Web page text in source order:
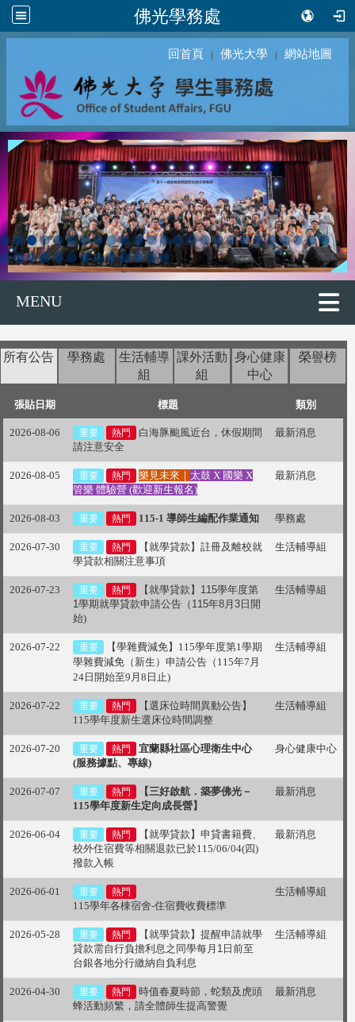
佛光學務處
回首頁 ｜ 佛光大學 ｜ 網站地圖
MENU
所有公告 學務處
生活輔導
組
課外活動
組
身心健康
中心
榮譽榜
張貼日期 標題 類別
2026-08-06 重要 熱門
白海豚颱風近台，休假期間
請注意安全
最新消息
2026-08-05 重要 熱門 樂見未來｜ 太鼓 X 國樂 X
管樂 體驗營 (歡迎新生報名)
最新消息
2026-08-03 重要 熱門 115-1 導師生編配作業通知 學務處
2026-07-30 重要 熱門 【就學貸款】註冊及離校就
學貸款相關注意事項
生活輔導組
2026-07-23 重要 熱門 【就學貸款】 115學年度第
1學期就學貸款申請公告（ 115年8月3 日開
始)
生活輔導組
2026-07-22 重要 【學雜費減免】 115學年度第1學期
學雜費減免（新生）申請公告（115年7月
24日開始至9月8日止)
生活輔導組
2026-07-22 重要 熱門
【選床位時間異動公告】
115學年度新生選床位時間調整
生活輔導組
2026-07-20 重要 熱門
宜蘭縣社區心理衛生中心
(服務據點、專線)
身心健康中心
2026-07-07 重要 熱門
【三好啟航．築夢佛光－
115學年度新生定向成長營】
最新消息
2026-06-04 重要 熱門
【就學貸款】申貸書籍費、
校外住宿費等相關退款已於115/06/04(四)
撥款入帳
最新消息
2026-06-01 重要 熱門
115學年各棟宿舍-住宿費收費標準
生活輔導組
2026-05-28 重要 熱門
【就學貸款】提醒申請就學
貸款需自行負擔利息之同學每月 1 日前至
台銀各地分行繳納自負利息
生活輔導組
2026-04-30 重要 熱門
時值春夏時節，蛇類及虎頭
蜂活動頻繁，請全體師生提高警覺
最新消息